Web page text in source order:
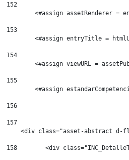
152
<#assign assetRenderer =
153
<#assign entryTitle =
154
155
156
157
<div class="asset-abstract d-
158
<div